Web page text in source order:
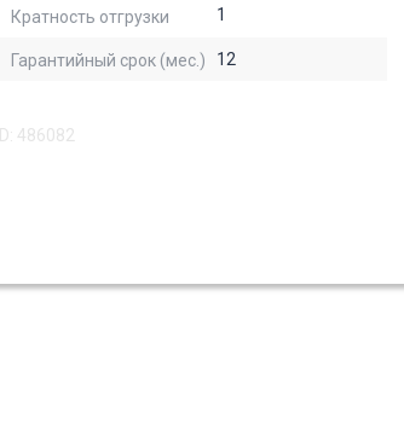
Кратность отгрузки 1
Гарантийный срок (мес.) 12
ID: 486082